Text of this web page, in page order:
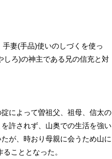
妻(手品)使いのしづくを使っ
しろ)の神主である兄の信充と対
によって曽祖父、祖母、信太の
許されず、山奥での生活を強い
が、時おり母親に会うため山に
こととなった。